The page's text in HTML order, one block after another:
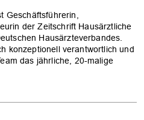
Geschäftsführerin,
der Zeitschrift Hausärztliche
Hausärzteverbandes.
konzeptionell verantwortlich und
das jährliche, 20-malige